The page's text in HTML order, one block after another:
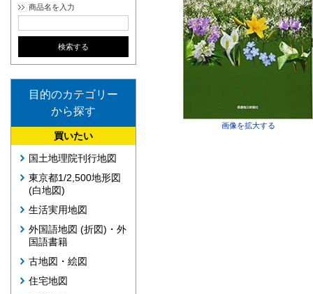
商品名を入力
目的のカテゴリー
から探す
買いたい
国土地理院刊行地図
東京都1/2,500地形図
(白地図)
生活実用地図
外国語地図 (折図)・外
国語書籍
古地図・絵図
住宅地図
画像を拡大する